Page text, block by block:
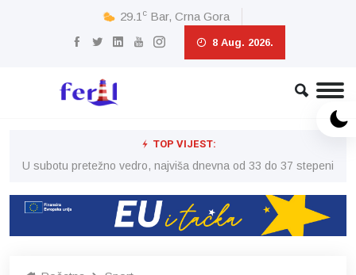
29.1 c Bar, Crna Gora
8 Aug. 2026.
TOP VIJEST:
U subotu pretežno vedro, najviša dnevna od 33 do 37 stepeni